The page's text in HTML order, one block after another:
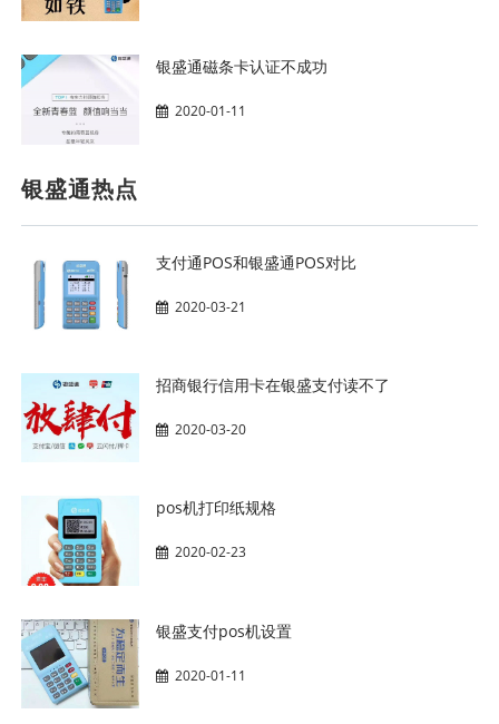
银盛通磁条卡认证不成功
2020-01-11
银盛通热点
支付通POS和银盛通POS对比
2020-03-21
招商银行信用卡在银盛支付读不了
2020-03-20
pos机打印纸规格
2020-02-23
银盛支付pos机设置
2020-01-11